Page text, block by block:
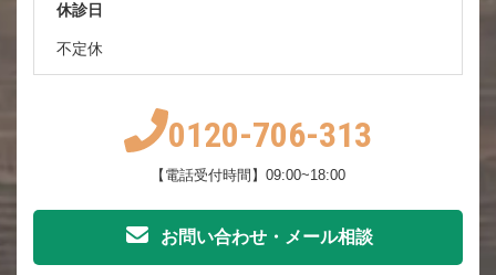
休診日
不定休
0120-706-313
【電話受付時間】09:00~18:00
お問い合わせ・メール相談